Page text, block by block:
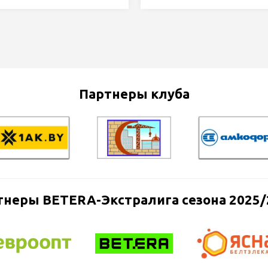
Партнеры клуба
BETERA-Экстралига сезона